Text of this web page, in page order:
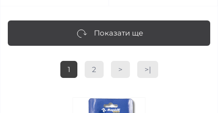
Показати ще
1 2 > >|